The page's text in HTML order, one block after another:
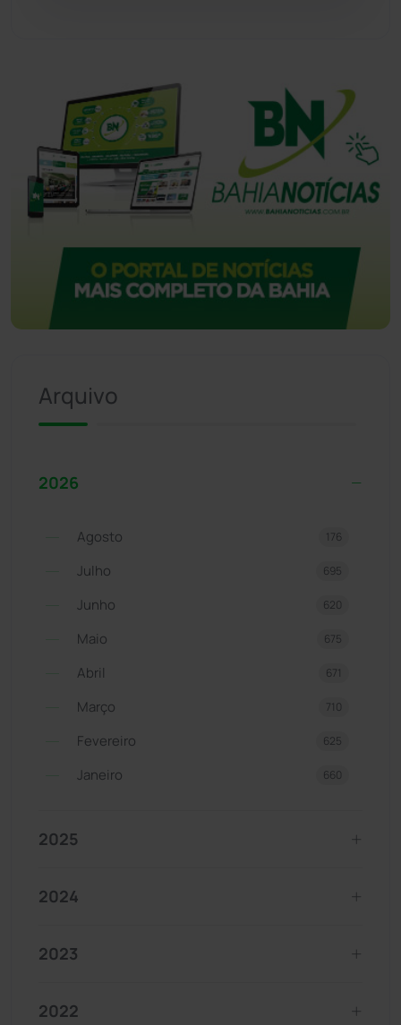
Arquivo
2026
Agosto 176
Julho 695
Junho 620
Maio 675
Abril 671
Março 710
Fevereiro 625
Janeiro 660
2025
2024
2023
2022